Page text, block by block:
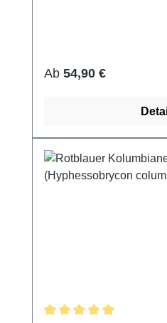
Regulärer Preis:
Ab 54,90 €